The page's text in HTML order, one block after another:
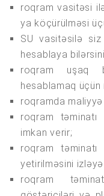
roqram vasitəsi ilə
ya köçürülməsi
SU vasitəsilə siz
hesablaya
roqram uşaq
hesablamaq
roqramda
roqram
imkan verir;
roqram təminatı
yetirilməsini
roqram